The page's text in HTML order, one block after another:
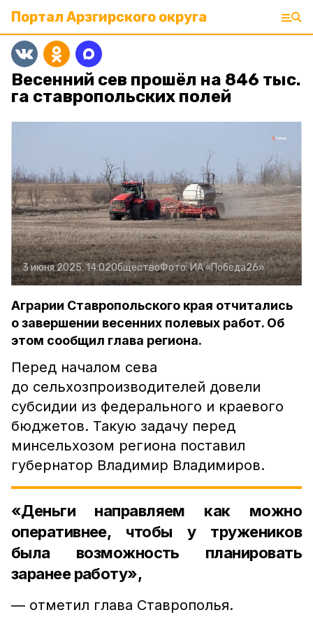
Портал Арзгирского округа
Весенний сев прошёл на 846 тыс.
га ставропольских полей
3 июня 2025, 14:02ОбществоФото:ИА «Победа26»
Аграрии Ставропольского края отчитались
о завершении весенних полевых работ. Об
этом сообщил глава региона.
Перед началом сева
до сельхозпроизводителей довели
субсидии из федерального и краевого
бюджетов. Такую задачу перед
минсельхозом региона поставил
губернатор Владимир Владимиров.
«Деньги направляем как можно
оперативнее, чтобы у тружеников
была возможность планировать
заранее работу»,
— отметил глава Ставрополья.